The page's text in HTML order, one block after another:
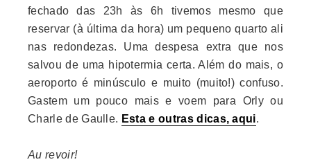
fechado das 23h às 6h tivemos mesmo que
reservar (à última da hora) um pequeno quarto ali
nas redondezas. Uma despesa extra que nos
salvou de uma hipotermia certa. Além do mais, o
aeroporto é minúsculo e muito (muito!) confuso.
Gastem um pouco mais e voem para Orly ou
Charle de Gaulle. Esta e outras dicas, aqui.
Au revoir!